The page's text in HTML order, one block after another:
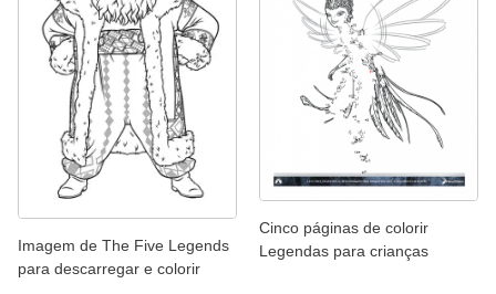
Imagem de The Five Legends
para descarregar e colorir
Cinco páginas de colorir
Legendas para crianças